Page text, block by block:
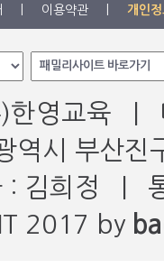
이용약관 개인
)한영교육 |
역시 부산
: 김희정 |
2017 by